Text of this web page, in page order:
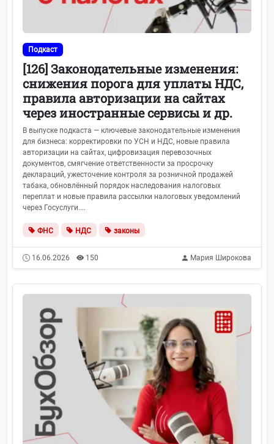
Подкаст
[126] Законодательные изменения:
снижения порога для уплаты НДС,
правила авторизации на сайтах
через иностранные сервисы и др.
В выпуске подкаста — ключевые законодательные изменения
для бизнеса: корректировки по УСН и НДС, новые правила
авторизации на сайтах, цифровизация перевозочных
документов, смягчение ответственности за просрочку
деклараций, ужесточение контроля за розничной продажей
табака, обновлённый порядок наследования налоговых
переплат и новые правила рассылки налоговых уведомлений
через Госуслуги....
ФНС НДС законы
16.06.2026 150 Мария Широкова